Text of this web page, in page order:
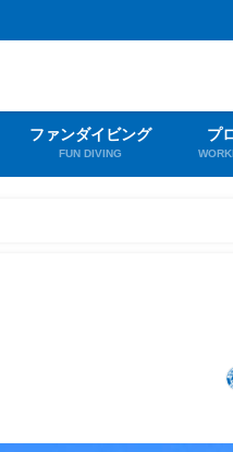
ファンダイビング
FUN DIVING
プ